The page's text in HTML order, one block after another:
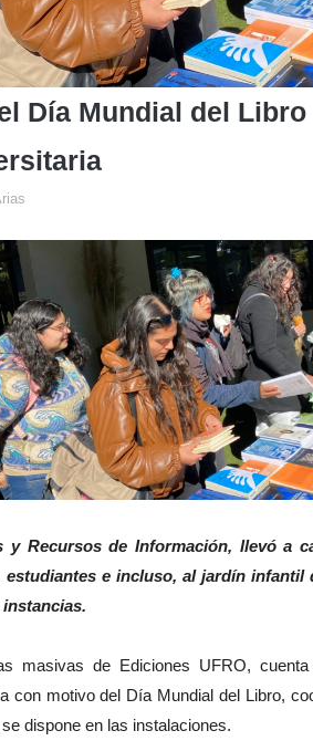
Día Mundial del
y Recursos de Información, llevó a
e incluso, al jardín infantil
masivas de Ediciones UFRO,
con motivo del Día Mundial del Libro,
dispone en las instalaciones.